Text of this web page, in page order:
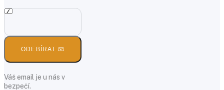
ODEBÍRAT 📧
Váš email je u nás v
bezpečí.